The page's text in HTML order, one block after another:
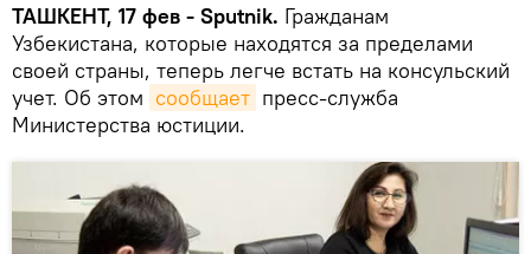
ТАШКЕНТ, 17 фев - Sputnik. Гражданам
Узбекистана, которые находятся за пределами
своей страны, теперь легче встать на консульский
учет. Об этом сообщает пресс-служба
Министерства юстиции.